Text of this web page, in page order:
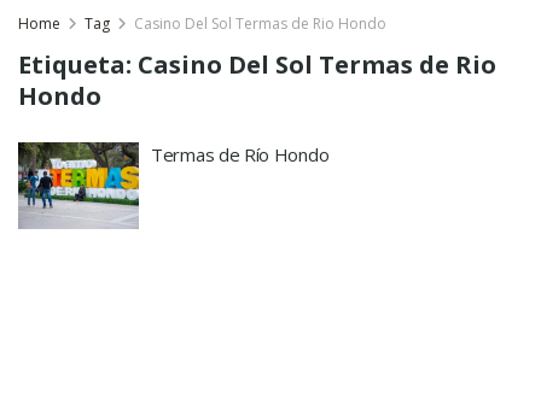
Home Tag Casino Del Sol Termas de Rio Hondo
Etiqueta: Casino Del Sol Termas de Rio
Hondo
Termas de Río Hondo